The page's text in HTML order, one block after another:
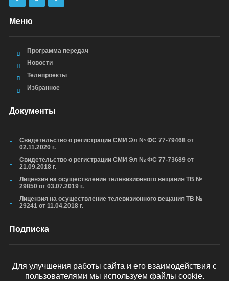
Меню
Программа передач
Новости
Телепроекты
Избранное
Документы
Свидетельство о регистрации СМИ Эл № ФС 77-79468 от
02.11.2020 г.
Свидетельство о регистрации СМИ Эл № ФС 77-73689 от
21.09.2018 г.
Лицензия на осуществление телевизионного вещания ТВ №
29850 от 03.07.2019 г.
Лицензия на осуществление телевизионного вещания ТВ №
29241 от 11.04.2018 г.
Подписка
ОТПРАВИТЬ
Для улучшения работы сайта и его взаимодействия с
пользователями мы используем файлы cookie.